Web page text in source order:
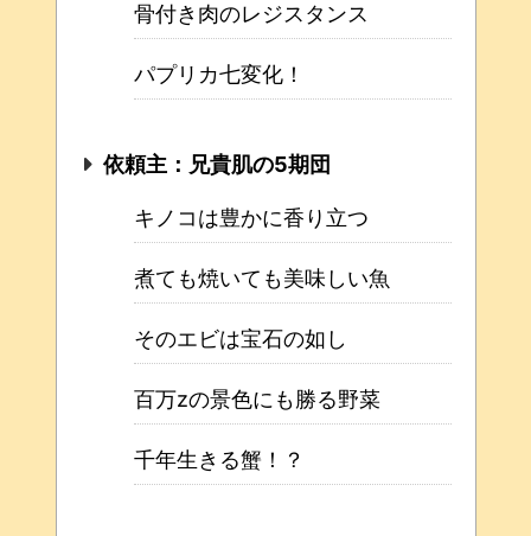
骨付き肉のレジスタンス
パプリカ七変化！
依頼主：兄貴肌の5期団
キノコは豊かに香り立つ
煮ても焼いても美味しい魚
そのエビは宝石の如し
百万zの景色にも勝る野菜
千年生きる蟹！？